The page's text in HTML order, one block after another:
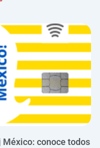
México: conoce todos